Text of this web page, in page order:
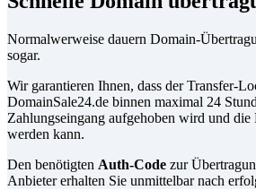
Normalwerweise dauern Domain-
sogar.
Wir garantieren Ihnen, dass der Transfer-
DomainSale24.de binnen maximal 24
Zahlungseingang aufgehoben wird und die
werden kann.
Den benötigten Auth-Code zur
Anbieter erhalten Sie unmittelbar nach